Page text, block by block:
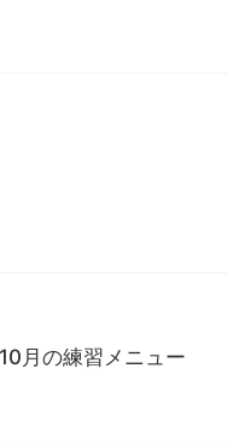
月の練習メニュー